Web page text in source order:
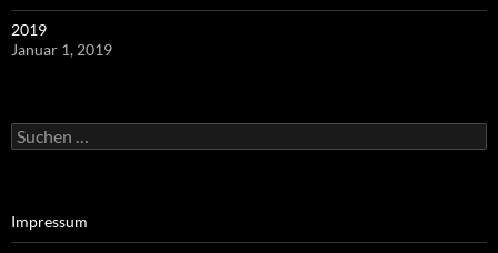
2019
Januar 1, 2019
Suchen
nach:
Impressum